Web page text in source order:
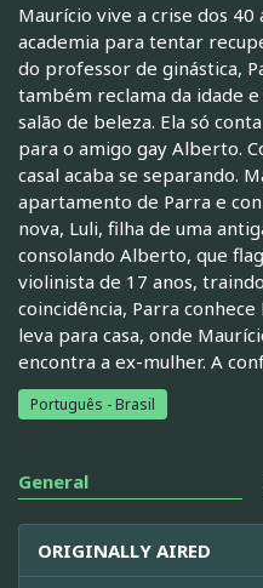
Maurício vive a crise dos 40
academia para tentar
do professor de ginástica,
também reclama da idade
salão de beleza. Ela só
para o amigo gay Alberto.
casal acaba se separando.
apartamento de Parra e
nova, Luli, filha de uma
consolando Alberto, que
violinista de 17 anos,
coincidência, Parra
leva para casa, onde
encontra a ex-mulher. A
Português - Brasil
General
ORIGINALLY AIRED